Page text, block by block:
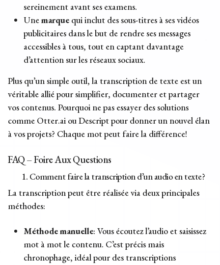
sereinement avant ses examens.
Unemarque qui inclut des sous-titres à ses vidéos
publicitaires dans le but de rendre ses messages
accessibles à tous, tout en captant davantage
d’attention sur les réseaux sociaux.
Plus qu’un simple outil, la transcription de texte est un
véritable allié pour simplifier, documenter et partager
vos contenus. Pourquoi ne pas essayer des solutions
comme Otter.ai ou Descript pour donner un nouvel élan
à vos projets? Chaque mot peut faire la différence!
FAQ – Foire Aux Questions
1. Comment faire la transcription d’un audio en texte?
La transcription peut être réalisée via deux principales
méthodes:
Méthode manuelle: Vous écoutez l’audio et saisissez
mot à mot le contenu. C’est précis mais
chronophage, idéal pour des transcriptions